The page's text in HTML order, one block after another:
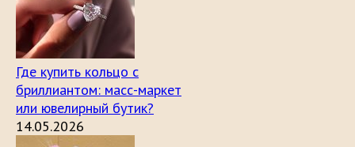
Где купить кольцо с
бриллиантом: масс-маркет
или ювелирный бутик?
14.05.2026